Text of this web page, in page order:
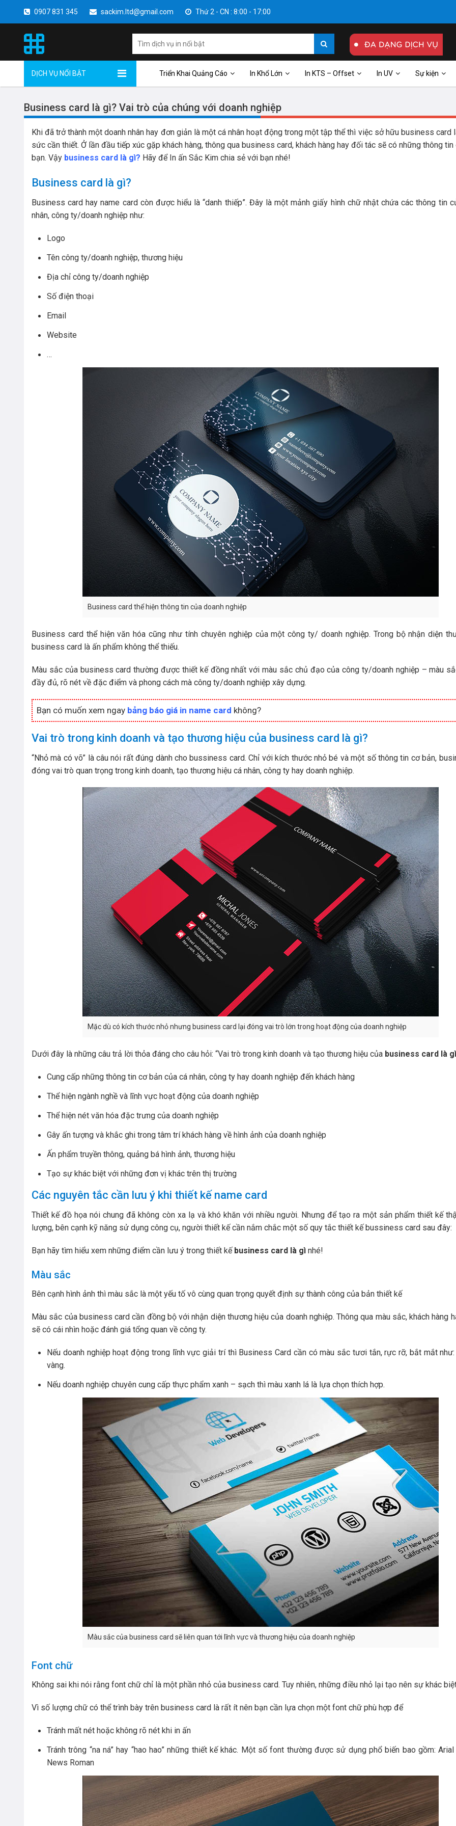
0907 831 345 sackim.ltd@gmail.com Thứ 2 - CN : 8:00 - 17:00
DỊCH VỤ NỔI BẬT Triển Khai Quảng Cáo In Khổ Lớn In KTS – Offset In UV Sự kiện
Business card là gì? Vai trò của chúng với doanh nghiệp
Khi đã trở thành một doanh nhân hay đơn giản là một cá nhân hoạt động trong một tập thể thì việc sở hữu business card
sức cần thiết. Ở lần đầu tiếp xúc gặp khách hàng, thông qua business card, khách hàng hay đối tác sẽ có những thông tin
bạn. Vậy business card là gì? Hãy để In ấn Sắc Kim chia sẻ với bạn nhé!
Business card là gì?
Business card hay name card còn được hiểu là “danh thiếp”. Đây là một mảnh giấy hình chữ nhật chứa các thông tin
nhân, công ty/doanh nghiệp như:
Logo
Tên công ty/doanh nghiệp, thương hiệu
Địa chỉ công ty/doanh nghiệp
Số điện thoại
Email
Website
…
Business card thể hiện thông tin của doanh nghiệp
Business card thể hiện văn hóa cũng như tính chuyên nghiệp của một công ty/ doanh nghiệp. Trong bộ nhận diện
business card là ấn phẩm không thể thiếu.
Màu sắc của business card thường được thiết kế đồng nhất với màu sắc chủ đạo của công ty/doanh nghiệp – màu
đầy đủ, rõ nét về đặc điểm và phong cách mà công ty/doanh nghiệp xây dựng.
Bạn có muốn xem ngay bảng báo giá in name card không?
Vai trò trong kinh doanh và tạo thương hiệu của business card là gì?
“Nhỏ mà có võ” là câu nói rất đúng dành cho bussiness card. Chỉ với kích thước nhỏ bé và một số thông tin cơ bản,
đóng vai trò quan trọng trong kinh doanh, tạo thương hiệu cá nhân, công ty hay doanh nghiệp.
Mặc dù có kích thước nhỏ nhưng business card lại đóng vai trò lớn trong hoạt động của doanh nghiệp
Dưới đây là những câu trả lời thỏa đáng cho câu hỏi: “Vai trò trong kinh doanh và tạo thương hiệu của business card là gì
Cung cấp những thông tin cơ bản của cá nhân, công ty hay doanh nghiệp đến khách hàng
Thể hiện ngành nghề và lĩnh vực hoạt động của doanh nghiệp
Thể hiện nét văn hóa đặc trưng của doanh nghiệp
Gây ấn tượng và khắc ghi trong tâm trí khách hàng về hình ảnh của doanh nghiệp
Ấn phẩm truyền thông, quảng bá hình ảnh, thương hiệu
Tạo sự khác biệt với những đơn vị khác trên thị trường
Các nguyên tắc cần lưu ý khi thiết kế name card
Thiết kế đồ họa nói chung đã không còn xa lạ và khó khăn với nhiều người. Nhưng để tạo ra một sản phẩm thiết kế
lượng, bên cạnh kỹ năng sử dụng công cụ, người thiết kế cần nắm chắc một số quy tắc thiết kế bussiness card sau đây:
Bạn hãy tìm hiểu xem những điểm cần lưu ý trong thiết kế business card là gì nhé!
Màu sắc
Bên cạnh hình ảnh thì màu sắc là một yếu tố vô cùng quan trọng quyết định sự thành công của bản thiết kế
Màu sắc của business card cần đồng bộ với nhận diện thương hiệu của doanh nghiệp. Thông qua màu sắc, khách hàng
sẽ có cái nhìn hoặc đánh giá tổng quan về công ty.
Nếu doanh nghiệp hoạt động trong lĩnh vực giải trí thì Business Card cần có màu sắc tươi tắn, rực rỡ, bắt mắt như:
vàng.
Nếu doanh nghiệp chuyên cung cấp thực phẩm xanh – sạch thì màu xanh lá là lựa chọn thích hợp.
Màu sắc của business card sẽ liên quan tới lĩnh vực và thương hiệu của doanh nghiệp
Font chữ
Không sai khi nói rằng font chữ chỉ là một phần nhỏ của business card. Tuy nhiên, những điều nhỏ lại tạo nên sự khác
Vì số lượng chữ có thể trình bày trên business card là rất ít nên bạn cần lựa chọn một font chữ phù hợp để
Tránh mất nét hoặc không rõ nét khi in ấn
Tránh trông “na ná” hay “hao hao” những thiết kế khác. Một số font thường được sử dụng phổ biến bao gồm:
News Roman